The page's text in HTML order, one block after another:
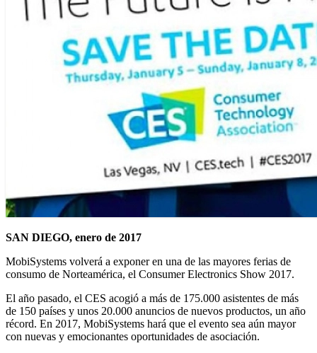
SAN DIEGO, enero de 2017
MobiSystems volverá a exponer en una de las mayores ferias de
consumo de Norteamérica, el Consumer Electronics Show 2017.
El año pasado, el CES acogió a más de 175.000 asistentes de más
de 150 países y unos 20.000 anuncios de nuevos productos, un año
récord. En 2017, MobiSystems hará que el evento sea aún mayor
con nuevas y emocionantes oportunidades de asociación.